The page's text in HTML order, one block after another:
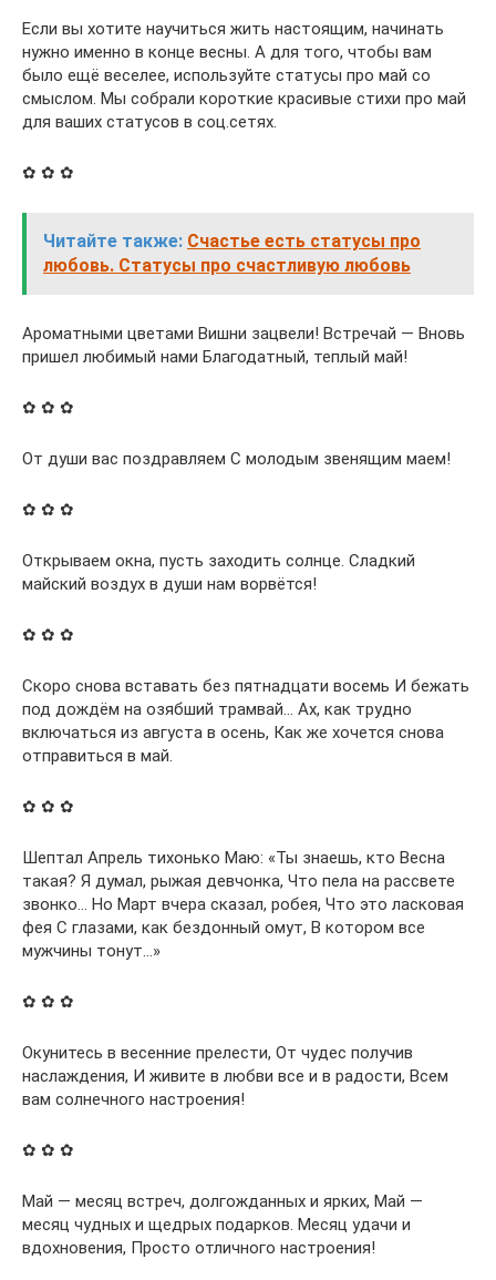
Если вы хотите научиться жить настоящим, начинать
нужно именно в конце весны. А для того, чтобы вам
было ещё веселее, используйте статусы про май со
смыслом. Мы собрали короткие красивые стихи про май
для ваших статусов в соц.сетях.
✿ ✿ ✿
Читайте также: Счастье есть статусы про
любовь. Статусы про счастливую любовь
Ароматными цветами Вишни зацвели! Встречай — Вновь
пришел любимый нами Благодатный, теплый май!
✿ ✿ ✿
От души вас поздравляем С молодым звенящим маем!
✿ ✿ ✿
Открываем окна, пусть заходить солнце. Сладкий
майский воздух в души нам ворвётся!
✿ ✿ ✿
Скоро снова вставать без пятнадцати восемь И бежать
под дождём на озябший трамвай… Ах, как трудно
включаться из августа в осень, Как же хочется снова
отправиться в май.
✿ ✿ ✿
Шептал Апрель тихонько Маю: «Ты знаешь, кто Весна
такая? Я думал, рыжая девчонка, Что пела на рассвете
звонко… Но Март вчера сказал, робея, Что это ласковая
фея С глазами, как бездонный омут, В котором все
мужчины тонут…»
✿ ✿ ✿
Окунитесь в весенние прелести, От чудес получив
наслаждения, И живите в любви все и в радости, Всем
вам солнечного настроения!
✿ ✿ ✿
Май — месяц встреч, долгожданных и ярких, Май —
месяц чудных и щедрых подарков. Месяц удачи и
вдохновения, Просто отличного настроения!